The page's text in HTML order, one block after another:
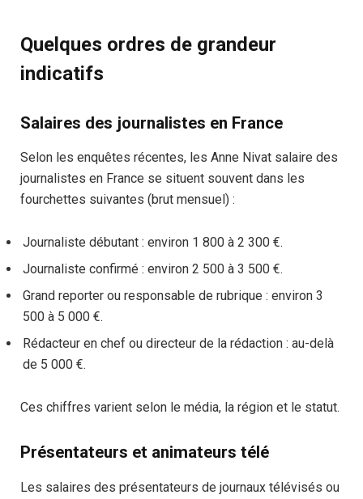
Quelques ordres de grandeur
indicatifs
Salaires des journalistes en France
Selon les enquêtes récentes, les Anne Nivat salaire des
journalistes en France se situent souvent dans les
fourchettes suivantes (brut mensuel) :
Journaliste débutant : environ 1 800 à 2 300 €.
Journaliste confirmé : environ 2 500 à 3 500 €.
Grand reporter ou responsable de rubrique : environ 3
500 à 5 000 €.
Rédacteur en chef ou directeur de la rédaction : au-delà
de 5 000 €.
Ces chiffres varient selon le média, la région et le statut.
Présentateurs et animateurs télé
Les salaires des présentateurs de journaux télévisés ou